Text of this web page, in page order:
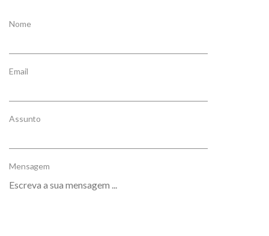
Nome
Email
Assunto
Mensagem